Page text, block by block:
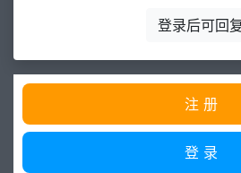
登录后可回
注 册
登 录